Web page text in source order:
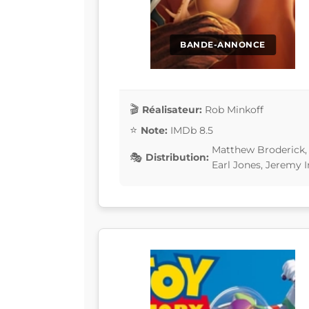
BANDE-ANNONCE
Réalisateur: Rob Minkoff
Note: IMDb 8.5
Distribution:
Matthew Broderick,
Earl Jones, Jeremy